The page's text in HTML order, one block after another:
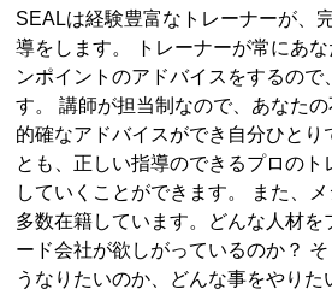
SEALは経験豊富なトレーナーが、
導をします。 トレーナーが常にあ
ンポイントのアドバイスをするので
す。 講師が担当制なので、あなた
的確なアドバイスができ自分ひとり
とも、正しい指導のできるプロの
していくことができます。 また、
多数在籍しています。どんな人材を
ード会社が欲しがっているのか？
うなりたいのか、どんな事をやり